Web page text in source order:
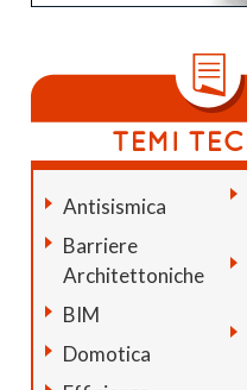
Antisismica
Barriere
Architettoniche
BIM
Domotica